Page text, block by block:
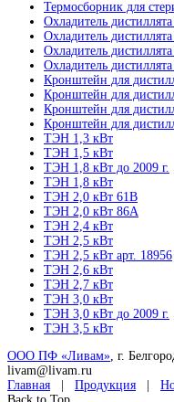
Термосборник для
Охладитель
Охладитель
Охладитель
Охладитель
Кронштейн для
Кронштейн для
Кронштейн для
Кронштейн для
ТЭН 1,3 кВт
ТЭН 1,5 кВт
ТЭН 1,8 кВт до 2009 г.
ТЭН 1,8 кВт
ТЭН 2,0 кВт 61В
ТЭН 2,0 кВт 86А
ТЭН 2,4 кВт
ТЭН 2,5 кВт
ТЭН 2,5 кВт арт. 18956
ТЭН 2,6 кВт
ТЭН 2,7 кВт
ТЭН 3,0 кВт
ТЭН 3,0 кВт до 2009 г.
ТЭН 3,5 кВт
ООО ПФ «Ливам», г.
livam@livam.ru
Главная
Продукция